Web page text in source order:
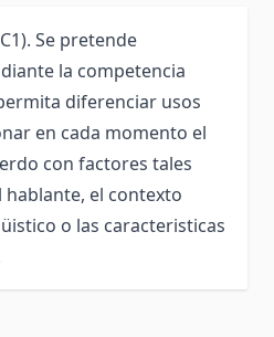
Se pretende
la competencia
diferenciar usos
en cada momento el
con factores tales
el contexto
o las caracteristicas